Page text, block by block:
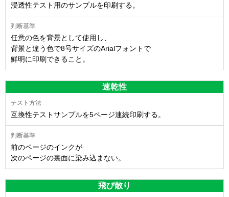
浸透性テスト用のサンプルを印刷する。
任意の色を背景として使用し、
背景と違う色で8号サイズのArialフォントで
鮮明に印刷できること。
速乾性
互換性テストサンプルを5ページ連続印刷する。
前のページのインクが
次のページの裏面に染み込まない。
飛び散り